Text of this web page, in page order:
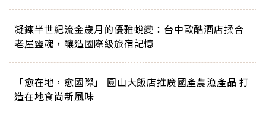
凝鍊半世紀流金歲月的優雅蛻變：台中歐酷酒店揉合
老屋靈魂，釀造國際級旅宿記憶
「愈在地，愈國際」 圓山大飯店推廣國產農漁產品 打
造在地食尚新風味